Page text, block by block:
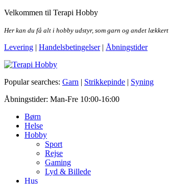
Skip
the
Velkommen til Terapi Hobby
Her kan du få alt i hobby udstyr, som garn og andet lækkert
Levering | Handelsbetingelser| Åbningstider
Terapi Hobby
Popular searches: Garn | Strikkepinde | Syning
Åbningstider: Man-Fre 10:00-16:00
Børn
Helse
Hobby
Sport
Rejse
Gaming
Lyd & Billede
Hus